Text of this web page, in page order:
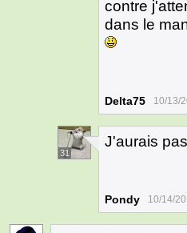
contre
dans le
Delta75 10/13/
31
J'aurais
Pondy 10/14/